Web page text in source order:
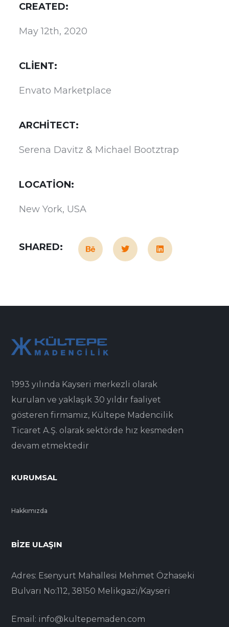
CREATED:
May 12th, 2020
CLIENT:
Envato Marketplace
ARCHITECT:
Serena Davitz & Michael Bootztrap
LOCATION:
New York, USA
SHARED:
1993 yılında Kayseri merkezli olarak
kurulan ve yaklaşık 30 yıldır faaliyet
gösteren firmamız, Kültepe Madencilik
Ticaret A.Ş. olarak sektörde hız kesmeden
devam etmektedir
KURUMSAL
Hakkımızda
BIZE ULAŞIN
Adres: Esenyurt Mahallesi Mehmet Özhaseki
Bulvarı No:112, 38150 Melikgazi/Kayseri
Email: info@kultepemaden.com